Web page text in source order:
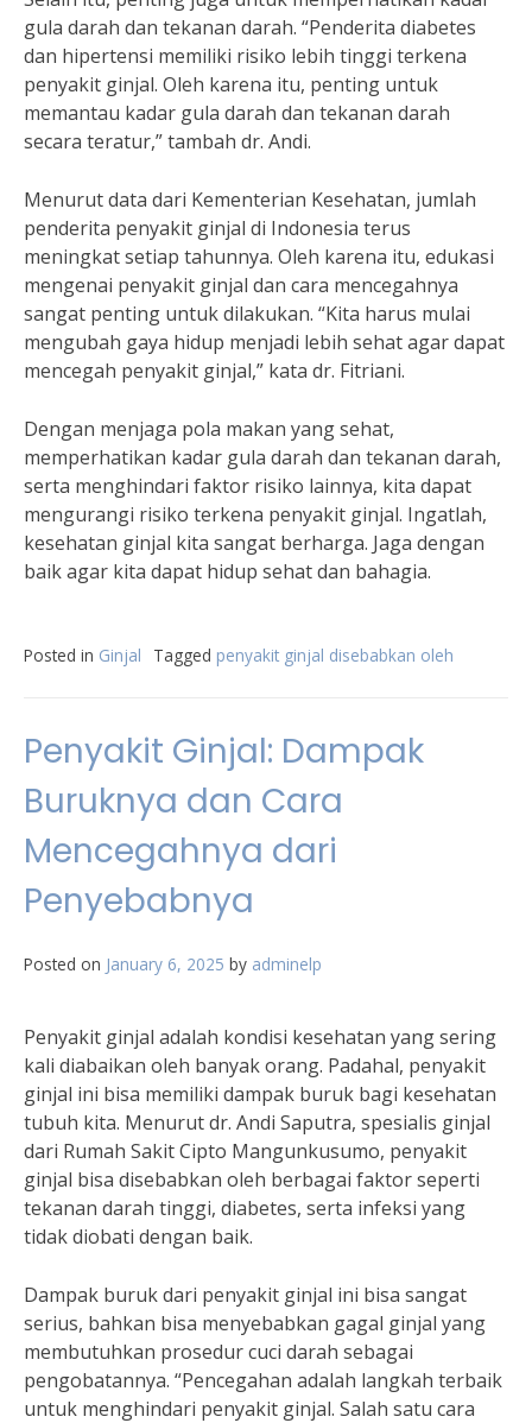
gula darah dan tekanan darah. “Penderita diabetes
dan hipertensi memiliki risiko lebih tinggi terkena
penyakit ginjal. Oleh karena itu, penting untuk
memantau kadar gula darah dan tekanan darah
secara teratur,” tambah dr. Andi.
Menurut data dari Kementerian Kesehatan, jumlah
penderita penyakit ginjal di Indonesia terus
meningkat setiap tahunnya. Oleh karena itu, edukasi
mengenai penyakit ginjal dan cara mencegahnya
sangat penting untuk dilakukan. “Kita harus mulai
mengubah gaya hidup menjadi lebih sehat agar dapat
mencegah penyakit ginjal,” kata dr. Fitriani.
Dengan menjaga pola makan yang sehat,
memperhatikan kadar gula darah dan tekanan darah,
serta menghindari faktor risiko lainnya, kita dapat
mengurangi risiko terkena penyakit ginjal. Ingatlah,
kesehatan ginjal kita sangat berharga. Jaga dengan
baik agar kita dapat hidup sehat dan bahagia.
Posted in Ginjal Tagged penyakit ginjal disebabkan oleh
Penyakit Ginjal: Dampak
Buruknya dan Cara
Mencegahnya dari
Penyebabnya
Posted on January 6, 2025 by adminelp
Penyakit ginjal adalah kondisi kesehatan yang sering
kali diabaikan oleh banyak orang. Padahal, penyakit
ginjal ini bisa memiliki dampak buruk bagi kesehatan
tubuh kita. Menurut dr. Andi Saputra, spesialis ginjal
dari Rumah Sakit Cipto Mangunkusumo, penyakit
ginjal bisa disebabkan oleh berbagai faktor seperti
tekanan darah tinggi, diabetes, serta infeksi yang
tidak diobati dengan baik.
Dampak buruk dari penyakit ginjal ini bisa sangat
serius, bahkan bisa menyebabkan gagal ginjal yang
membutuhkan prosedur cuci darah sebagai
pengobatannya. “Pencegahan adalah langkah terbaik
untuk menghindari penyakit ginjal. Salah satu cara